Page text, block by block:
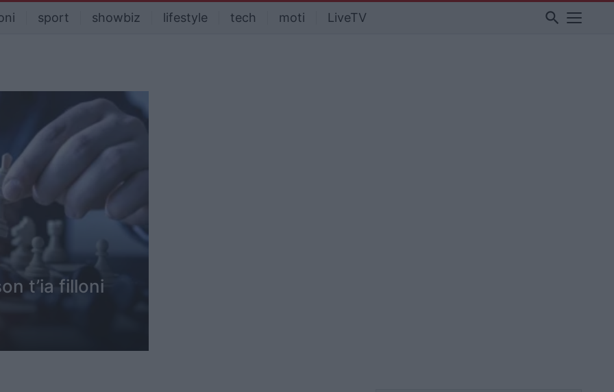
sport showbiz lifestyle tech moti LiveTV search
t’ia filloni